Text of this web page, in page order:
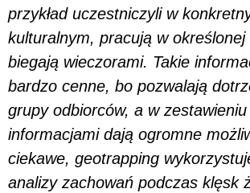
przykład uczestniczyli w
kulturalnym, pracują w określonej
biegają wieczorami. Takie
bardzo cenne, bo pozwalają
grupy odbiorców, a w
informacjami dają ogromne
ciekawe, geotrapping
analizy zachowań podczas klęsk